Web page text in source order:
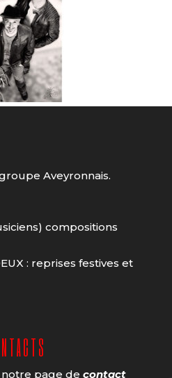
Aveyronnais.
compositions
: reprises festives et
notre page decontact